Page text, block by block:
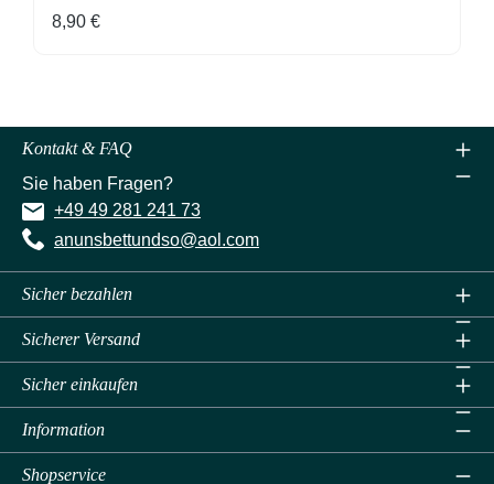
Regulärer Preis:
8,90 €
Kontakt & FAQ
Sie haben Fragen?
+49 49 281 241 73
anunsbettundso@aol.com
Sicher bezahlen
Sicherer Versand
Sicher einkaufen
Information
Shopservice